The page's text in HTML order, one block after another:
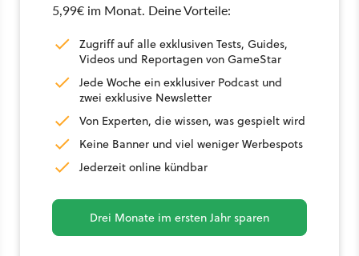
5,99€ im Monat. Deine Vorteile:
Zugriff auf alle exklusiven Tests, Guides,
Videos und Reportagen von GameStar
Jede Woche ein exklusiver Podcast und
zwei exklusive Newsletter
Von Experten, die wissen, was gespielt wird
Keine Banner und viel weniger Werbespots
Jederzeit online kündbar
Drei Monate im ersten Jahr sparen